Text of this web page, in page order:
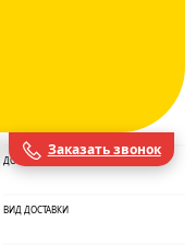
Заказать звонок
ДОСТАВКА
ВИД ДОСТАВКИ